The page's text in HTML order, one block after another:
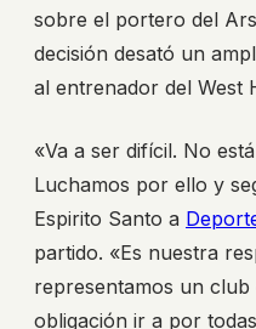
sobre el portero del
decisión desató un
al entrenador del West
«Va a ser difícil. No
Luchamos por ello y
Espirito Santo a
partido. «Es nuestra
representamos un
obligación ir a por